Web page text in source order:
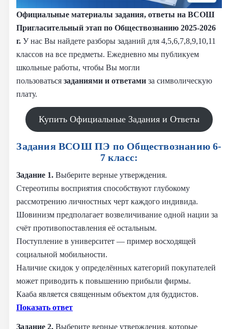
Официальные материалы задания, ответы на ВСОШ
Пригласительный этап по Обществознанию 2025-2026
г. У нас Вы найдете разборы заданий для 4,5,6,7,8,9,10,11
классов на все предметы. Ежедневно мы публикуем
школьные работы, чтобы Вы могли
пользоваться заданиями и ответами за символическую
плату.
Купить Официальные Задания и Ответы
Задания ВСОШ ПЭ по Обществознанию 6-
7 класс:
Задание 1. Выберите верные утверждения.
Стереотипы восприятия способствуют глубокому
рассмотрению личностных черт каждого индивида.
Шовинизм предполагает возвеличивание одной нации за
счёт противопоставления её остальным.
Поступление в университет — пример восходящей
социальной мобильности.
Наличие скидок у определённых категорий покупателей
может приводить к повышению прибыли фирмы.
Кааба является священным объектом для буддистов.
Показать ответ
Задание 2. Выберите верные утверждения, которые